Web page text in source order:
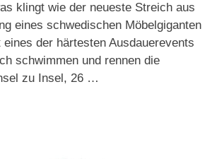
klingt wie der neueste Streich aus
eines schwedischen Möbelgiganten
der härtesten Ausdauerevents
schwimmen und rennen die
zu Insel, 26 …